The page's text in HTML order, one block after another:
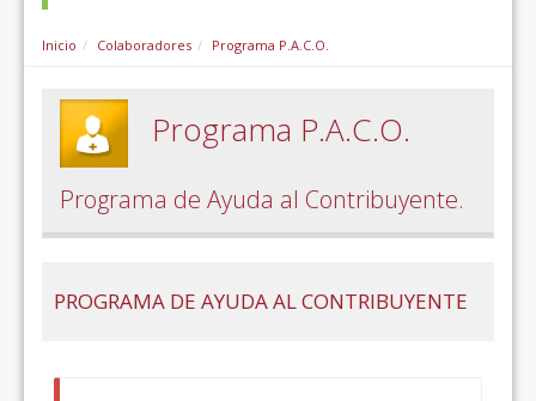
Inicio Colaboradores Programa P.A.C.O.
Programa P.A.C.O.
Programa de Ayuda al Contribuyente.
PROGRAMA DE AYUDA AL CONTRIBUYENTE